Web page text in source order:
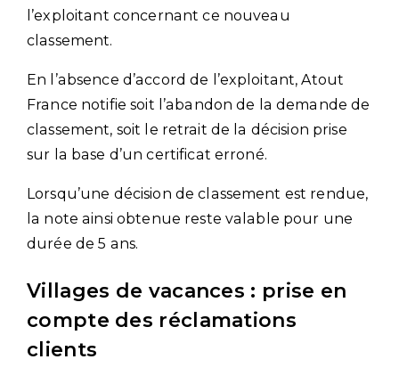
l’exploitant concernant ce nouveau
classement.
En l’absence d’accord de l’exploitant, Atout
France notifie soit l’abandon de la demande de
classement, soit le retrait de la décision prise
sur la base d’un certificat erroné.
Lorsqu’une décision de classement est rendue,
la note ainsi obtenue reste valable pour une
durée de 5 ans.
Villages de vacances : prise en
compte des réclamations
clients